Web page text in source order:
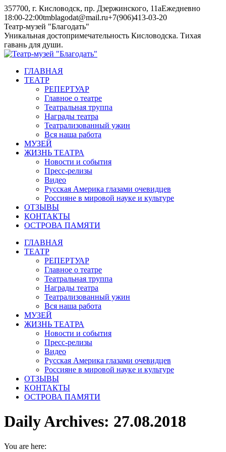
Skip
to
content
357700, г. Кисловодск, пр. Дзержинского, 11аЕжедневно
18:00-22:00tmblagodat@mail.ru+7(906)413-03-20
Instagram
page
opens
in
window
Telegram
page
opens
in
window
Театр-музей "Благодать"
Уникальная достопримечательность Кисловодска. Тихая
гавань для души.
ГЛАВНАЯ
ТЕАТР
РЕПЕРТУАР
Главное о театре
Театральная труппа
Награды театра
Театрализованный ужин
Вся наша работа
МУЗЕЙ
ЖИЗНЬ ТЕАТРА
Новости и события
Пресс-релизы
Видео
Русская Америка глазами очевидцев
Россияне в мировой науке и культуре
ОТЗЫВЫ
КОНТАКТЫ
ОСТРОВА ПАМЯТИ
ГЛАВНАЯ
ТЕАТР
РЕПЕРТУАР
Главное о театре
Театральная труппа
Награды театра
Театрализованный ужин
Вся наша работа
МУЗЕЙ
ЖИЗНЬ ТЕАТРА
Новости и события
Пресс-релизы
Видео
Русская Америка глазами очевидцев
Россияне в мировой науке и культуре
ОТЗЫВЫ
КОНТАКТЫ
ОСТРОВА ПАМЯТИ
Daily Archives: 27.08.2018
You are here: